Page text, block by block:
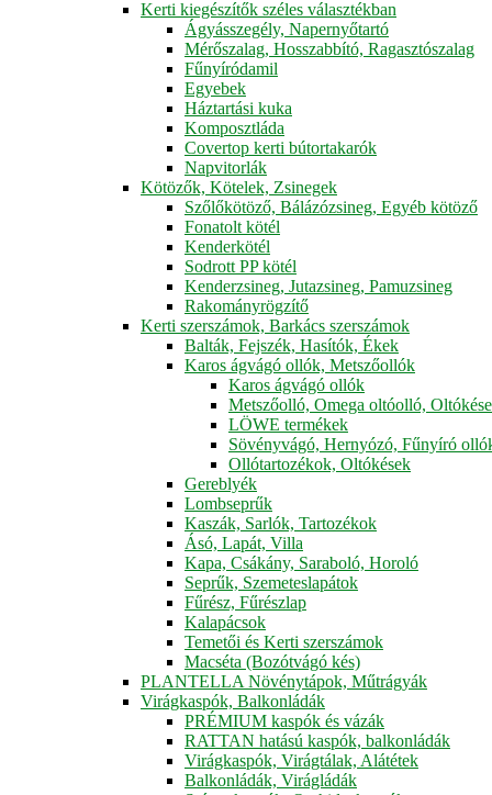
Kerti kiegészítők széles választékban
Ágyásszegély, Napernyőtartó
Mérőszalag, Hosszabbító, Ragasztószalag
Fűnyíródamil
Egyebek
Háztartási kuka
Komposztláda
Covertop kerti bútortakarók
Napvitorlák
Kötözők, Kötelek, Zsinegek
Szőlőkötöző, Bálázózsineg, Egyéb kötöző
Fonatolt kötél
Kenderkötél
Sodrott PP kötél
Kenderzsineg, Jutazsineg, Pamuzsineg
Rakományrögzítő
Kerti szerszámok, Barkács szerszámok
Balták, Fejszék, Hasítók, Ékek
Karos ágvágó ollók, Metszőollók
Karos ágvágó ollók
Metszőolló, Omega oltóolló,
LÖWE termékek
Sövényvágó, Hernyózó, Fűnyíró
Ollótartozékok, Oltókések
Gereblyék
Lombseprűk
Kaszák, Sarlók, Tartozékok
Ásó, Lapát, Villa
Kapa, Csákány, Saraboló, Horoló
Seprűk, Szemeteslapátok
Fűrész, Fűrészlap
Kalapácsok
Temetői és Kerti szerszámok
Macséta (Bozótvágó kés)
PLANTELLA Növénytápok, Műtrágyák
Virágkaspók, Balkonládák
PRÉMIUM kaspók és vázák
RATTAN hatású kaspók, balkonládák
Virágkaspók, Virágtálak, Alátétek
Balkonládák, Virágládák